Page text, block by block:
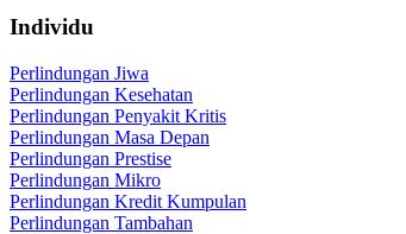
Individu
Perlindungan Jiwa
Perlindungan Kesehatan
Perlindungan Penyakit Kritis
Perlindungan Masa Depan
Perlindungan Prestise
Perlindungan Mikro
Perlindungan Kredit Kumpulan
Perlindungan Tambahan